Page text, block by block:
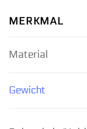
MERKMAL
Material
Gewicht